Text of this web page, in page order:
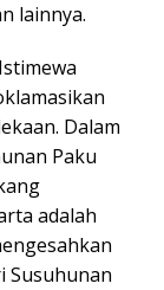
lainnya.
Dalam
Paku
adalah
Susuhunan